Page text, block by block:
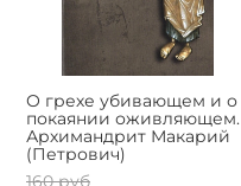
О грехе убивающем и о
покаянии оживляющем.
Архимандрит Макарий
(Петрович)
160 руб